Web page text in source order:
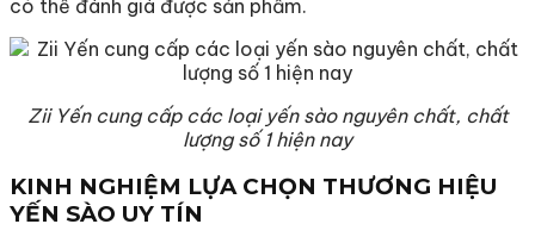
có thể đánh giá được sản phẩm.
Zii Yến cung cấp các loại yến sào nguyên chất, chất
lượng số 1 hiện nay
KINH NGHIỆM LỰA CHỌN THƯƠNG HIỆU
YẾN SÀO UY TÍN